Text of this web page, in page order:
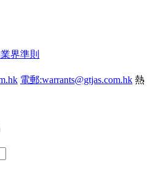
界準則
電郵:warrants@gtjas.com.hk 熱